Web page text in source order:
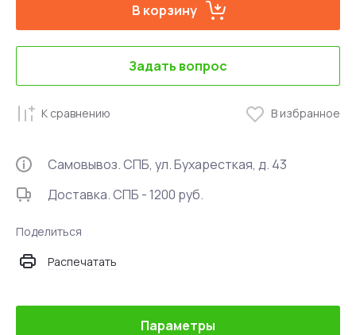
В корзину
Задать вопрос
К сравнению В избранное
Самовывоз. СПБ, ул. Бухаресткая, д. 43
Доставка. СПБ - 1200 руб.
Поделиться
Распечатать
Параметры